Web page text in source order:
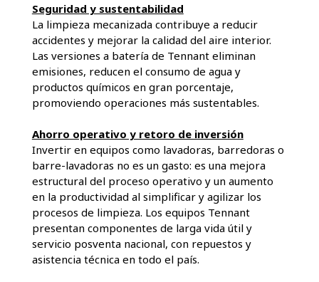
Seguridad y sustentabilidad
La limpieza mecanizada contribuye a reducir
accidentes y mejorar la calidad del aire interior.
Las versiones a batería de Tennant eliminan
emisiones, reducen el consumo de agua y
productos químicos en gran porcentaje,
promoviendo operaciones más sustentables.
Ahorro operativo y retoro de inversión
Invertir en equipos como lavadoras, barredoras o
barre-lavadoras no es un gasto: es una mejora
estructural del proceso operativo y un aumento
en la productividad al simplificar y agilizar los
procesos de limpieza. Los equipos Tennant
presentan componentes de larga vida útil y
servicio posventa nacional, con repuestos y
asistencia técnica en todo el país.